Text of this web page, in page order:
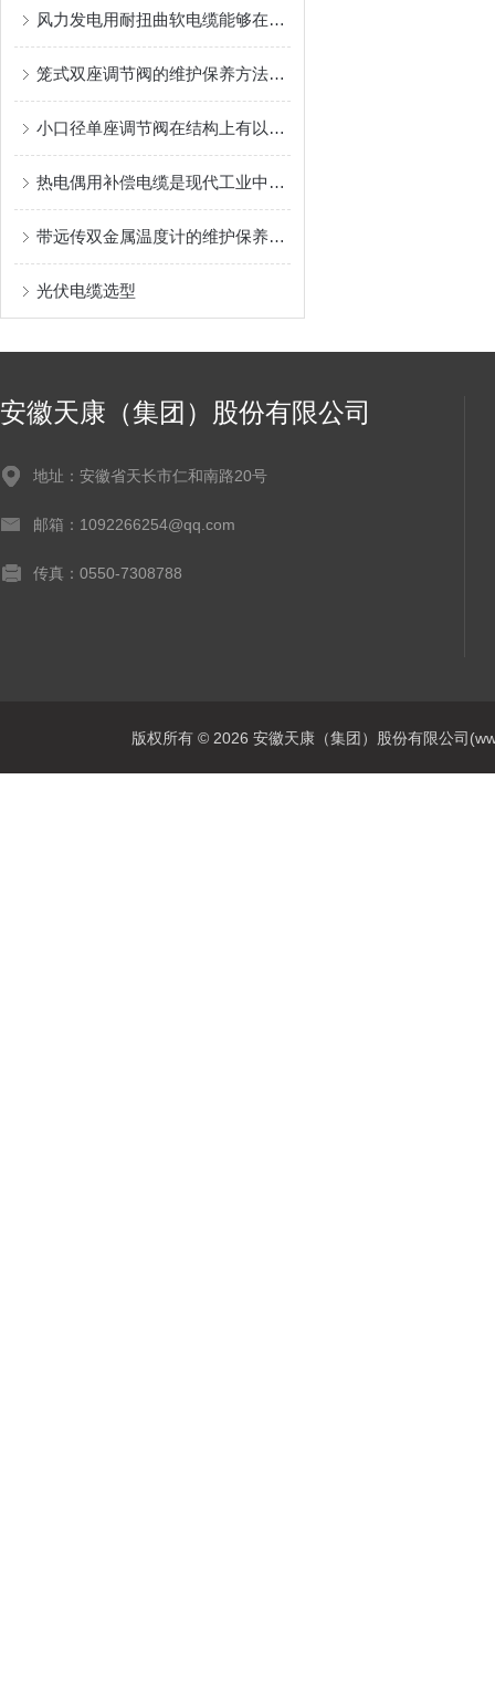
风力发电用耐扭曲软电缆能够在设备运转时承受一定的扭转力
笼式双座调节阀的维护保养方法有哪些？
小口径单座调节阀在结构上有以下几个特别之处
热电偶用补偿电缆是现代工业中非常重要的测量设备
带远传双金属温度计的维护保养需要从多个方面入手
光伏电缆选型
安徽天康（集团）股份有限公司
地址：安徽省天长市仁和南路20号
邮箱：1092266254@qq.com
传真：0550-7308788
版权所有 © 2026 安徽天康（集团）股份有限公司